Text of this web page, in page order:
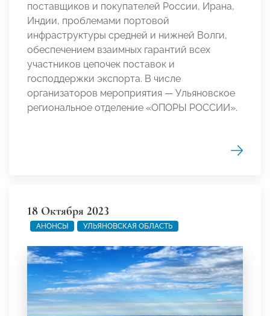
поставщиков и покупателей России, Ирана,
Индии, проблемами портовой
инфраструктуры средней и нижней Волги,
обеспечением взаимных гарантий всех
участников цепочек поставок и
господдержки экспорта. В числе
организаторов мероприятия — Ульяновское
региональное отделение «ОПОРЫ РОССИИ».
18 Октября 2023
АНОНСЫ УЛЬЯНОВСКАЯ ОБЛАСТЬ